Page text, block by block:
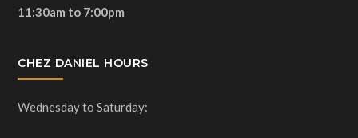
11:30am to 7:00pm
CHEZ DANIEL HOURS
Wednesday to Saturday: